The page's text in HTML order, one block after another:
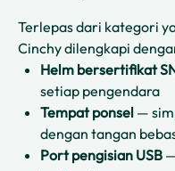
Terlepas dari kategori
Cinchy dilengkapi
Helm bersertifikat
setiap pengendara
Tempat ponsel —
dengan tangan
Port pengisian USB